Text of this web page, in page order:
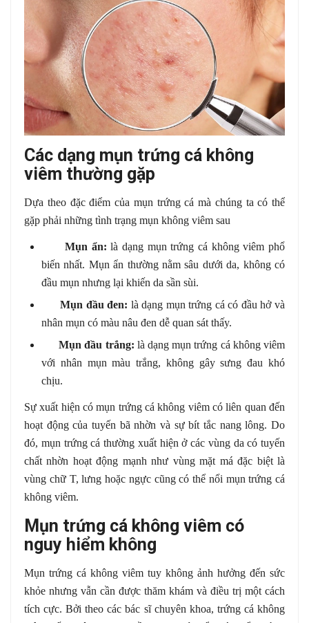
Các dạng mụn trứng cá không
viêm thường gặp
Dựa theo đặc điểm của mụn trứng cá mà chúng ta có thể
gặp phải những tình trạng mụn không viêm sau
Mụn ẩn: là dạng mụn trứng cá không viêm phổ
biến nhất. Mụn ẩn thường nằm sâu dưới da, không có
đầu mụn nhưng lại khiến da sần sùi.
Mụn đầu đen: là dạng mụn trứng cá có đầu hở và
nhân mụn có màu nâu đen dễ quan sát thấy.
Mụn đầu trắng: là dạng mụn trứng cá không viêm
với nhân mụn màu trắng, không gây sưng đau khó
chịu.
Sự xuất hiện có mụn trứng cá không viêm có liên quan đến
hoạt động của tuyến bã nhờn và sự bít tắc nang lông. Do
đó, mụn trứng cá thường xuất hiện ở các vùng da có tuyến
chất nhờn hoạt động mạnh như vùng mặt má đặc biệt là
vùng chữ T, lưng hoặc ngực cũng có thể nổi mụn trứng cá
không viêm.
Mụn trứng cá không viêm có
nguy hiểm không
Mụn trứng cá không viêm tuy không ảnh hưởng đến sức
khỏe nhưng vẫn cần được thăm khám và điều trị một cách
tích cực. Bởi theo các bác sĩ chuyên khoa, trứng cá không